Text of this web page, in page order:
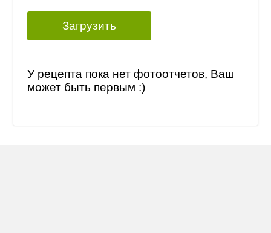
Загрузить
У рецепта пока нет фотоотчетов, Ваш
может быть первым :)